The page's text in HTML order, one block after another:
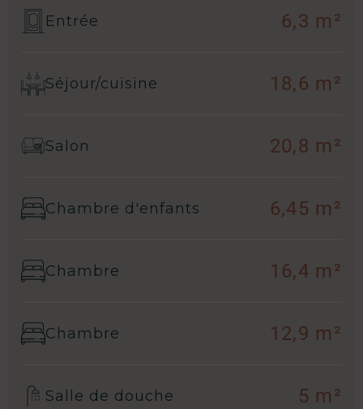
Entrée 6,3 m²
Séjour/cuisine 18,6 m²
Salon 20,8 m²
Chambre d'enfants 6,45 m²
Chambre 16,4 m²
Chambre 12,9 m²
Salle de douche 5 m²